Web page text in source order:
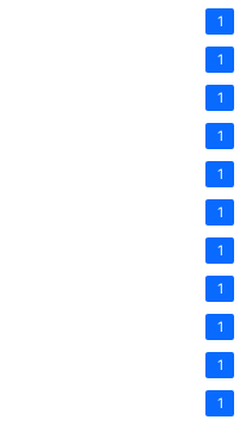
1
1
1
1
1
1
1
1
1
1
1